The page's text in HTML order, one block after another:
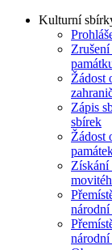
Kulturní
Žádost
Zápis
sbírek
Žádost
Získání